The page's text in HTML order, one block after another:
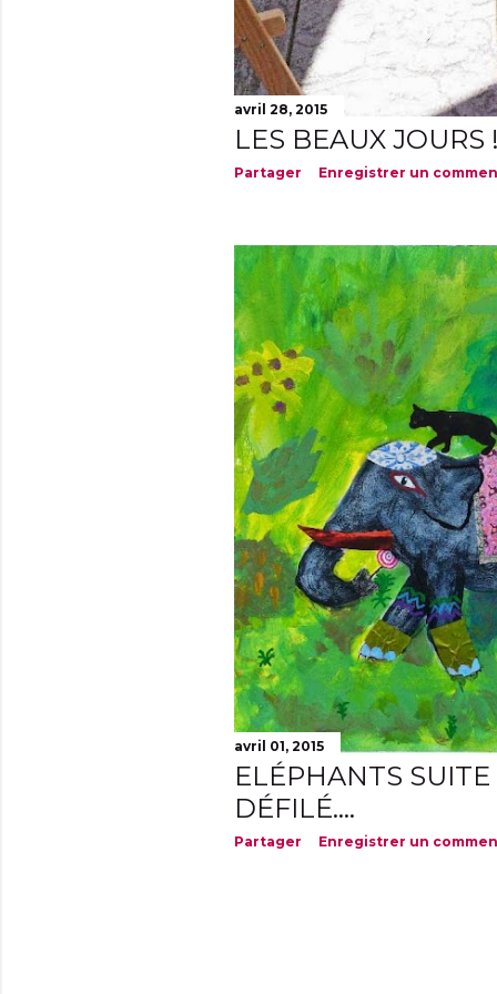
avril 28, 2015
LES BEAUX JOURS !
Partager Enregistrer un
avril 01, 2015
ELÉPHANTS
DÉFILÉ....
Partager Enregistrer un